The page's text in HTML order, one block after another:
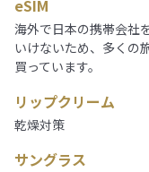
eSIM
海外で日本の携帯会社
いけないため、多くの
買っています。
リップクリーム
乾燥対策
サングラス